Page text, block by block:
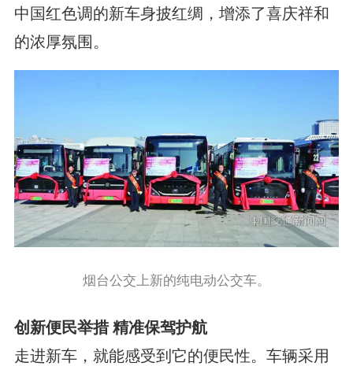
中国红色调的新车身披红绸，增添了喜庆祥和
的浓厚氛围。
烟台公交上新的纯电动公交车。
创新便民举措 精准保驾护航
走进新车，就能感受到它的便民性。车辆采用